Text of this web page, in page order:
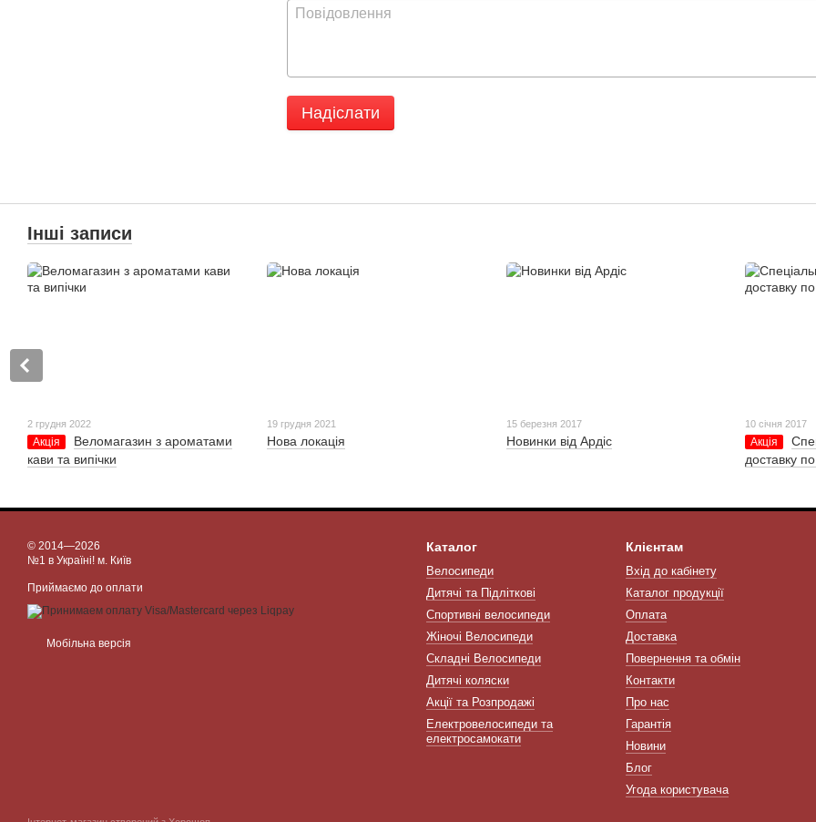
Надіслати
Інші записи
2 грудня 2022
Акція
Веломагазин з ароматами
кави та випічки
19 грудня 2021
Нова локація
15 березня 2017
Новинки від Ардіс
10 січня 2017
Акція
доставку
© 2014—2026
№1 в Україні! м. Київ
Приймаємо до оплати
Мобільна версія
Каталог
Велосипеди
Дитячі та Підліткові
Спортивні велосипеди
Жіночі Велосипеди
Складні Велосипеди
Дитячі коляски
Акції та Розпродажі
Електровелосипеди та
електросамокати
Клієнтам
Вхід до кабінету
Каталог продукції
Оплата
Доставка
Повернення та обмін
Контакти
Про нас
Гарантія
Новини
Блог
Угода користувача